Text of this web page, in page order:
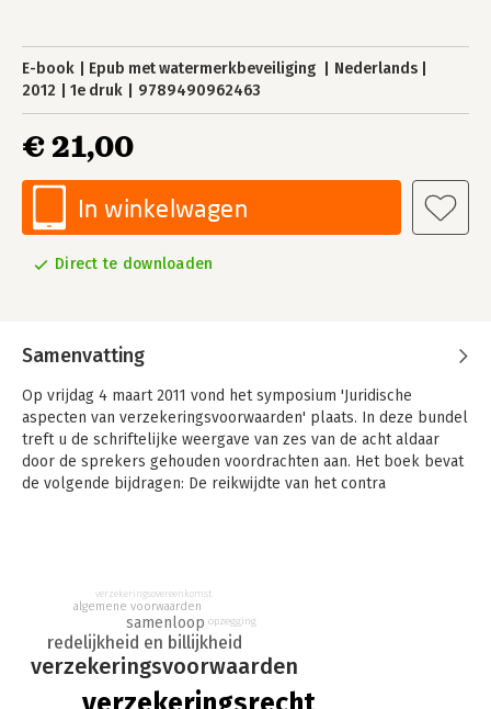
E-book Epub met watermerkbeveiliging
Nederlands
2012
1e druk 9789490962463
€ 21,00
In winkelwagen
Direct te downloaden
Samenvatting
Op vrijdag 4 maart 2011 vond het symposium 'Juridische
aspecten van verzekeringsvoorwaarden' plaats. In deze bundel
treft u de schriftelijke weergave van zes van de acht aldaar
door de sprekers gehouden voordrachten aan. Het boek bevat
de volgende bijdragen: De reikwijdte van het contra
opzeggingsmogelijkheden in de verzekeringsovereenkomst;
Uitleg van de 'valuation clause' in een makelaarspolis; De
omstandighedenmelding onder claims made-verzekeringen,
een analyse.
In de bijdragen wordt wetenschappelijke diepgang
gecombineerd met praktische toepasbaarheid. Naast het
verzekeringsvoorwaarden
redelijkheid en billijkheid
samenloop opzegging
algemene voorwaarden
verzekeringsovereenkomst